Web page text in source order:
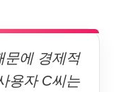
문에 경제적
용자 C씨는